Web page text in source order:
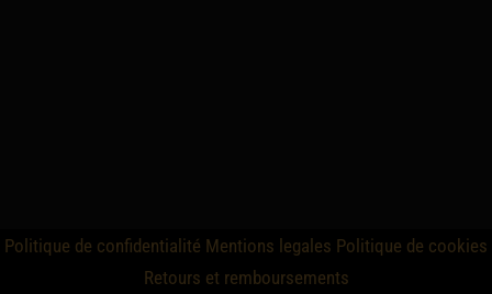
Politique de confidentialité Mentions legales Politique de cookies
Retours et remboursements